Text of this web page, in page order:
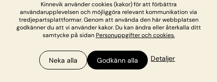
Privacy & CookiesKinnevik använder cookies (kakor) för att förbättra
användarupplevelsen och möjliggöra relevant kommunikation via
tredjepartsplattformar. Genom att använda den här webbplatsen
godkänner du att vi använder kakor. Du kan ändra eller återkalla ditt
samtycke på sidan Personuppgifter och cookies.
Detaljer
Neka alla Godkänn alla